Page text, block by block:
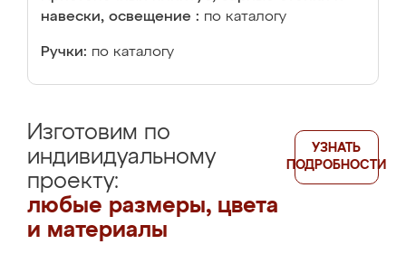
навески, освещение : по каталогу
Ручки: по каталогу
Изготовим по
индивидуальному
проекту:
любые размеры, цвета
и материалы
УЗНАТЬ
ПОДРОБНОСТИ